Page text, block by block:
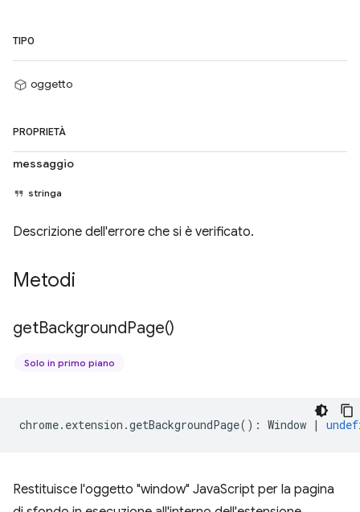
TIPO
oggetto
PROPRIETÀ
messaggio
stringa
Descrizione dell'errore che si è verificato.
Metodi
getBackgroundPage()
Solo in primo piano
chrome. extension .getBackgroundPage() : Window |
Restituisce l'oggetto "window" JavaScript per la pagina